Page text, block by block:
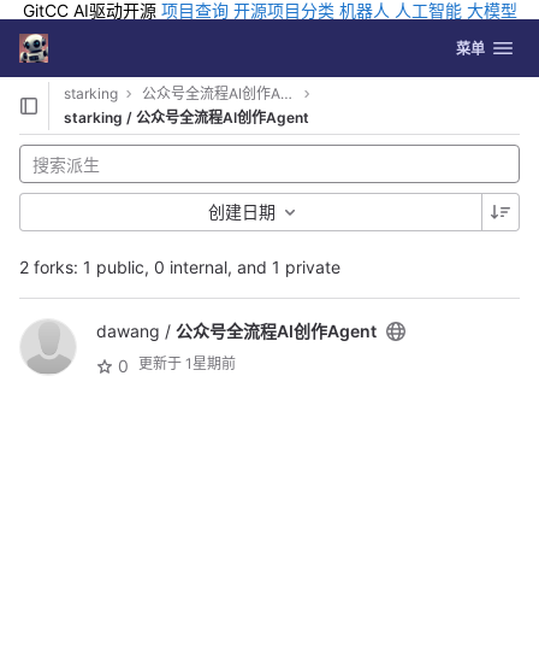
GitCC AI驱动开源 项目查询 开源项目分类 机器人 人工智能 大模型
排行
Skip to content
GitLab 切换导航
菜单
starking
公众号全流程AI创作Agent
starking / 公众号全流程AI创作Agent
2 forks: 1 public, 0 internal, and 1 private
创建日期
dawang / 公众号全流程AI创作Agent
0 更新于 1星期前